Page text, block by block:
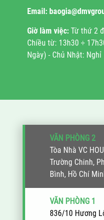
Email:
Giờ làm việc: Từ thứ 2
Chiều từ: 13h30 ÷
Ngày) - Chủ Nhật: Nghỉ
VĂN PHÒNG 2
Tòa Nhà VC
Trường Chinh,
Bình, Hồ Chí
VĂN PHÒNG 1
836/10 Hương